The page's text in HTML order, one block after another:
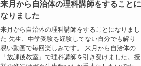
来月から自治体の理科講師をすることに
なりました
来月から自治体の理科講師をすることになりまし
た 先生、中学受験を経験してない自分でも解り
易い動画で毎回楽しみです。 来月から自治体の
「放課後教室」で理科講師を引き受けました。授